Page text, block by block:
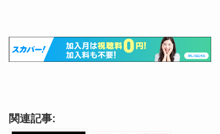
関連記事: